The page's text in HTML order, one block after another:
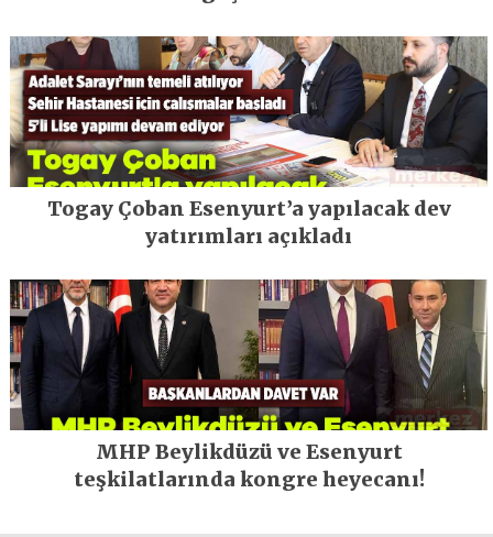
Togay Çoban Esenyurt’a yapılacak dev
yatırımları açıkladı
MHP Beylikdüzü ve Esenyurt
teşkilatlarında kongre heyecanı!